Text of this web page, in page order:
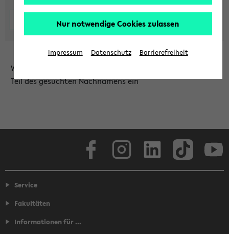
Wählen Sie die Einrichtung aus und/oder geben Sie einen
Teil des gesuchten Nachnamens ein
Service
Fakultäten
Informationen für ...
Nur notwendige Cookies zulassen
Impressum Datenschutz Barrierefreiheit